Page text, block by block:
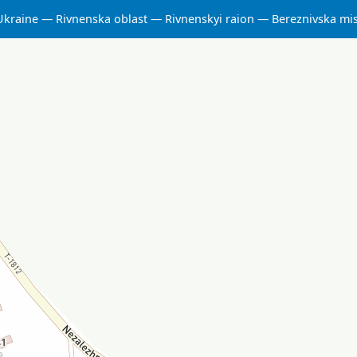
Rivnenska oblast Rivnenskyi raion Bereznivska